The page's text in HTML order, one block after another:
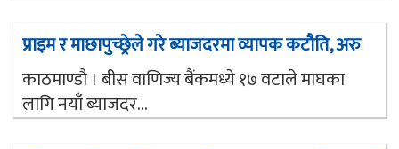
प्राइम र माछापुच्छ्रेले गरे ब्याजदरमा व्यापक कटौति, अरु
काठमाण्डौ । बीस वाणिज्य बैंकमध्ये १७ वटाले माघका
लागि नयाँ ब्याजदर...